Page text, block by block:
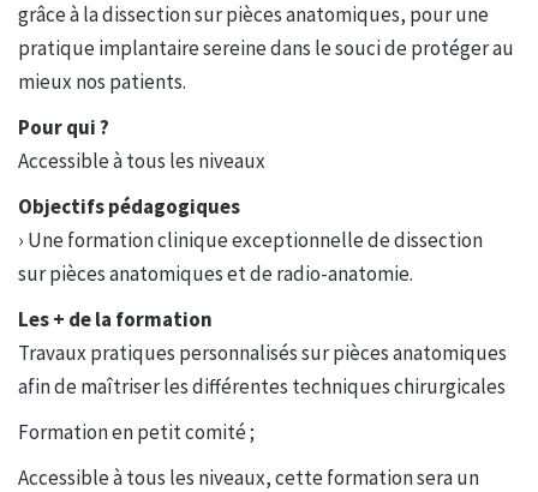
grâce à la dissection sur pièces anatomiques, pour une
pratique implantaire sereine dans le souci de protéger au
mieux nos patients.
Pour qui ?
Accessible à tous les niveaux
Objectifs pédagogiques
› Une formation clinique exceptionnelle de dissection
sur pièces anatomiques et de radio-anatomie.
Les + de la formation
Travaux pratiques personnalisés sur pièces anatomiques
afin de maîtriser les différentes techniques chirurgicales
Formation en petit comité ;
Accessible à tous les niveaux, cette formation sera un